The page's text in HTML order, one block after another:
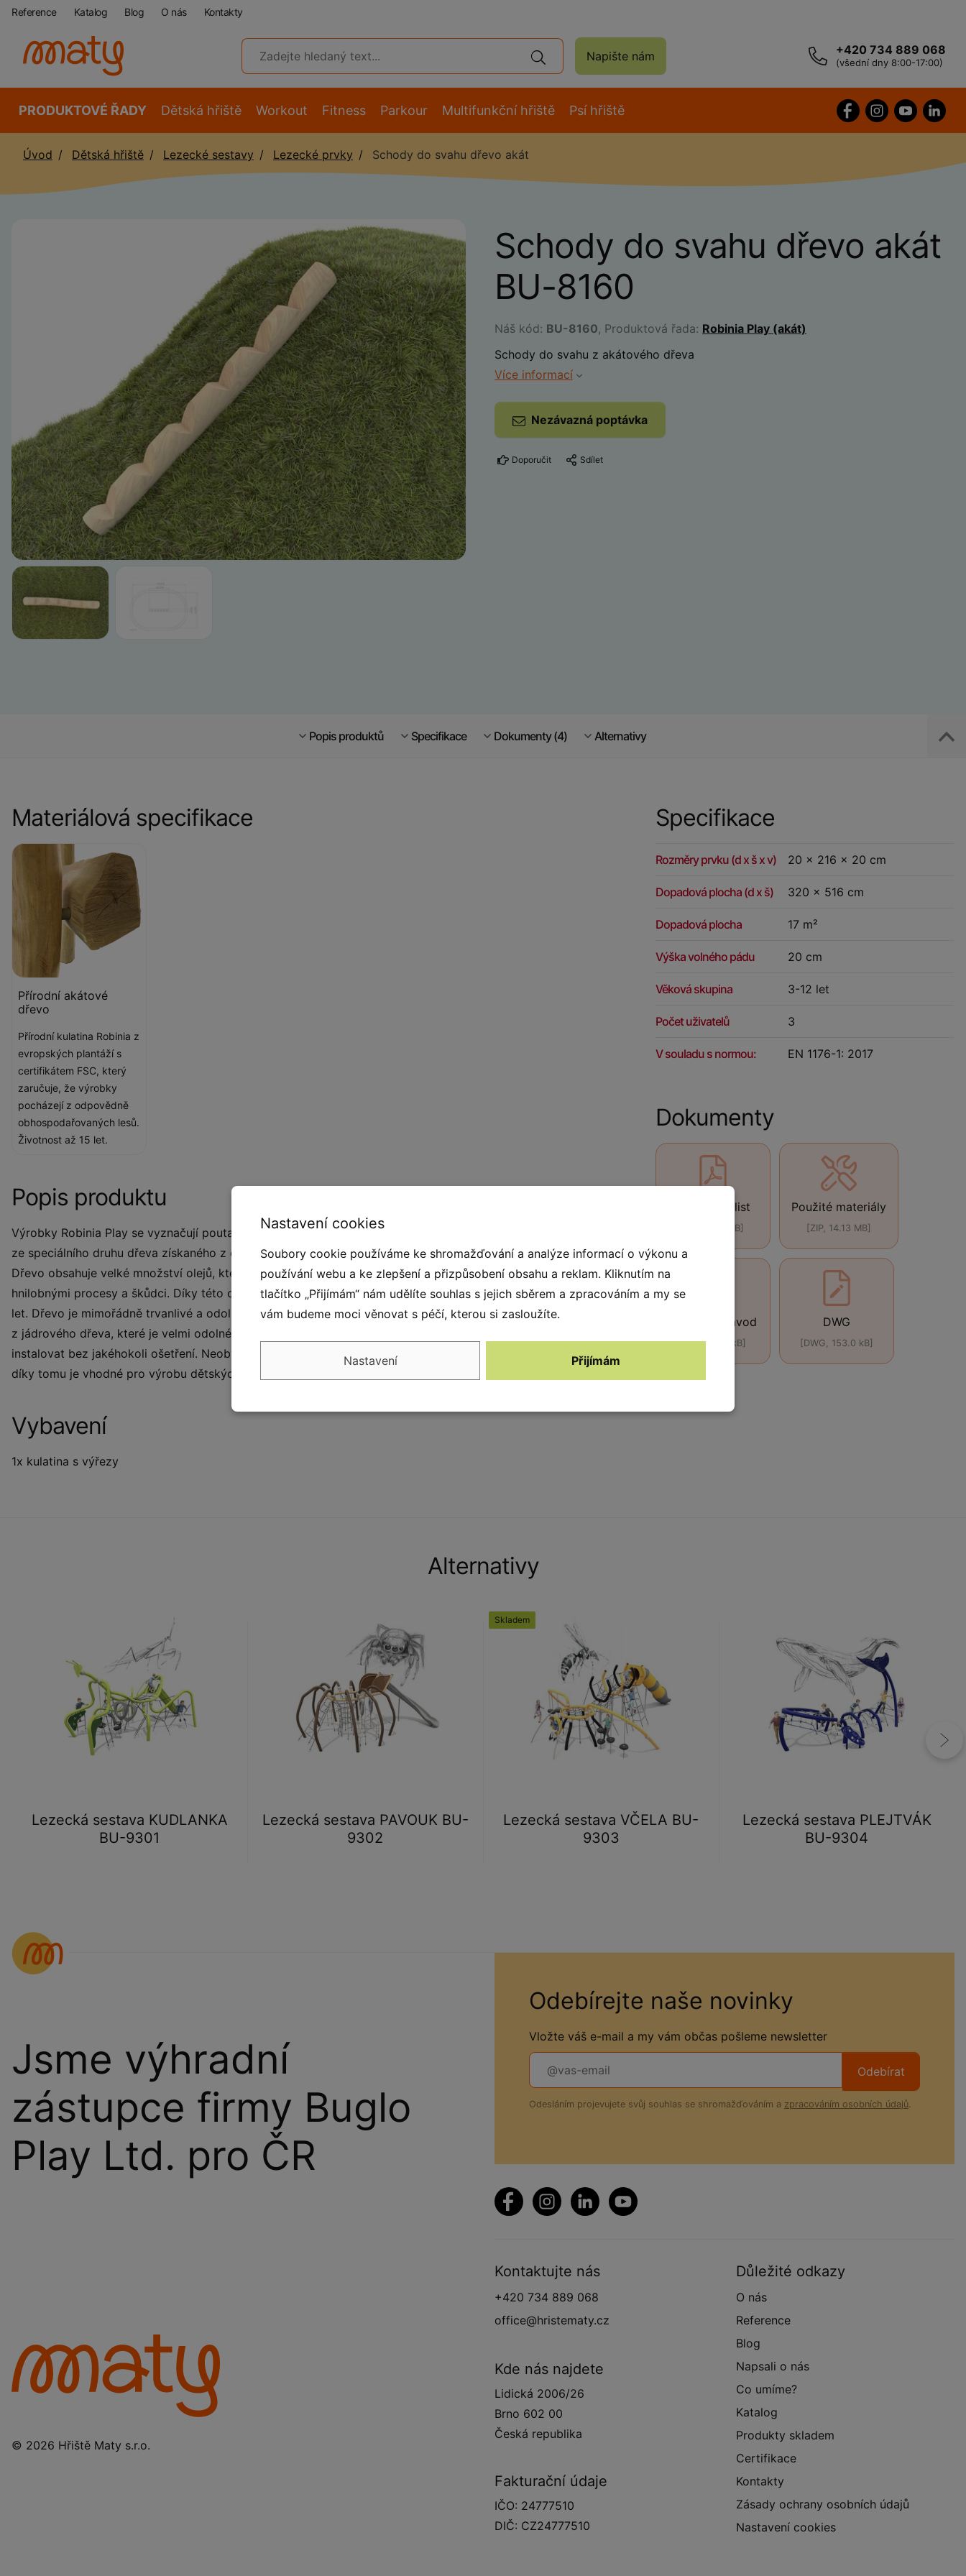
Reference Katalog Blog O nás Kontakty
Napište nám +420 734 889 068
(všední dny 8:00-17:00)
PRODUKTOVÉ ŘADY Dětská hřiště Workout Fitness Parkour Multifunkční hřiště Psí hřiště
Úvod Dětská hřiště Lezecké sestavy Lezecké prvky Schody do svahu dřevo akát
Schody do svahu dřevo akát
BU-8160
Náš kód: BU-8160, Produktová řada: Robinia Play (akát)
Schody do svahu z akátového dřeva
Více informací
Nezávazná poptávka
Doporučit Sdílet
Popis produktů Specifikace Dokumenty (4) Alternativy
Specifikace
Rozměry prvku (d x š x v) 20 x 216 x 20 cm
Dopadová plocha (d x š) 320 x 516 cm
Dopadová plocha 17 m²
Výška volného pádu 20 cm
Věková skupina 3-12 let
Počet uživatelů 3
V souladu s normou: EN 1176-1: 2017
Dokumenty
Technický list
[PDF, 440 kB]
Použité materiály
[ZIP, 14.13 MB]
Montážní návod
[ZIP, 633.0 kB]
DWG
[DWG, 153.0 kB]
Materiálová specifikace
Přírodní akátové
dřevo
Přírodní kulatina Robinia z
evropských plantáží s
certifikátem FSC, který
zaručuje, že výrobky
pocházejí z odpovědně
obhospodařovaných lesů.
Životnost až 15 let.
Popis produktu
Výrobky Robinia Play se vyznačují poutavým, elegantním a přirozeným vzhledem. Zařízení jsou vyrobena
ze speciálního druhu dřeva získaného z ekologických zdrojů a plantáží připravených k tomuto účelu.
Dřevo obsahuje velké množství olejů, které jsou dokonalými přírodními konzervanty a chrání dřevo před
hnilobnými procesy a škůdci. Díky této ochraně si zachovává svůj estetický vzhled a pevnost po mnoho
let. Dřevo je mimořádně trvanlivé a odolné vůči povětrnostním podmínkám. Výrobky se skládají převážně
z jádrového dřeva, které je velmi odolné a po vyschnutí se jen málo smršťuje. Díky tomu lze dřevo
instalovat bez jakéhokoli ošetření. Neobvyklou vlastností tohoto dřeva je jeho pevnost ve styku s půdou,
díky tomu je vhodné pro výrobu dětských hřišť. Na akátové dřevo poskytujeme záruku 15 let.
Vybavení
1x kulatina s výřezy
Alternativy
Lezecká sestava KUDLANKA
BU-9301
Lezecká sestava PAVOUK BU-
9302
Lezecká sestava VČELA BU-
9303
Skladem
Lezecká sestava PLEJTVÁK
BU-9304
Jsme výhradní
zástupce firmy Buglo
Play Ltd. pro ČR
Odebírejte naše novinky
Vložte váš e-mail a my vám občas pošleme newsletter
Odebírat
Odesláním projevujete svůj souhlas se shromažďováním a zpracováním osobních údajů.
Kontaktujte nás
+420 734 889 068
office@hristematy.cz
Kde nás najdete
Lidická 2006/26
Brno 602 00
Česká republika
Fakturační údaje
IČO: 24777510
DIČ: CZ24777510
Důležité odkazy
O nás
Reference
Blog
Napsali o nás
Co umíme?
Katalog
Produkty skladem
Certifikace
Kontakty
Zásady ochrany osobních údajů
Nastavení cookies
© 2026 Hřiště Maty s.r.o.
Nastavení cookies
Soubory cookie používáme ke shromažďování a analýze informací o výkonu a
používání webu a ke zlepšení a přizpůsobení obsahu a reklam. Kliknutím na
tlačítko „Přijímám“ nám udělíte souhlas s jejich sběrem a zpracováním a my se
vám budeme moci věnovat s péčí, kterou si zasloužíte.
Nastavení Přijímám